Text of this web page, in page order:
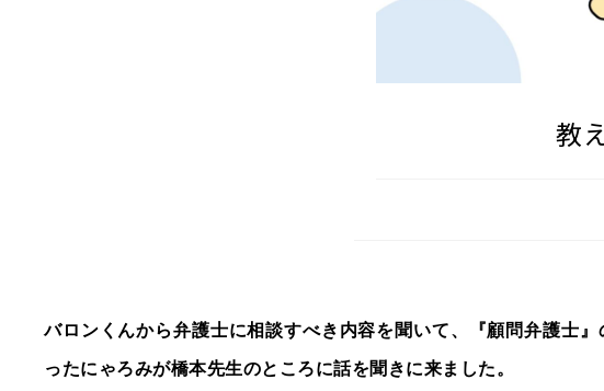
教
バロンくんから弁護士に相談すべき内容を聞いて、『顧問弁護士』
ったにゃろみが橋本先生のところに話を聞きに来ました。